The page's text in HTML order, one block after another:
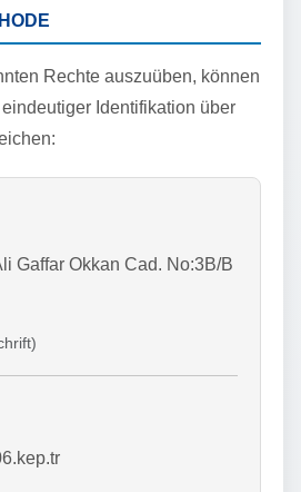
Rechte auszuüben, können
Identifikation über
Gaffar Okkan Cad. No:3B/B